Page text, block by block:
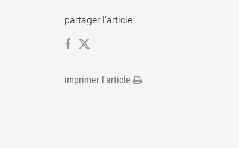
partager l’article
imprimer l'article